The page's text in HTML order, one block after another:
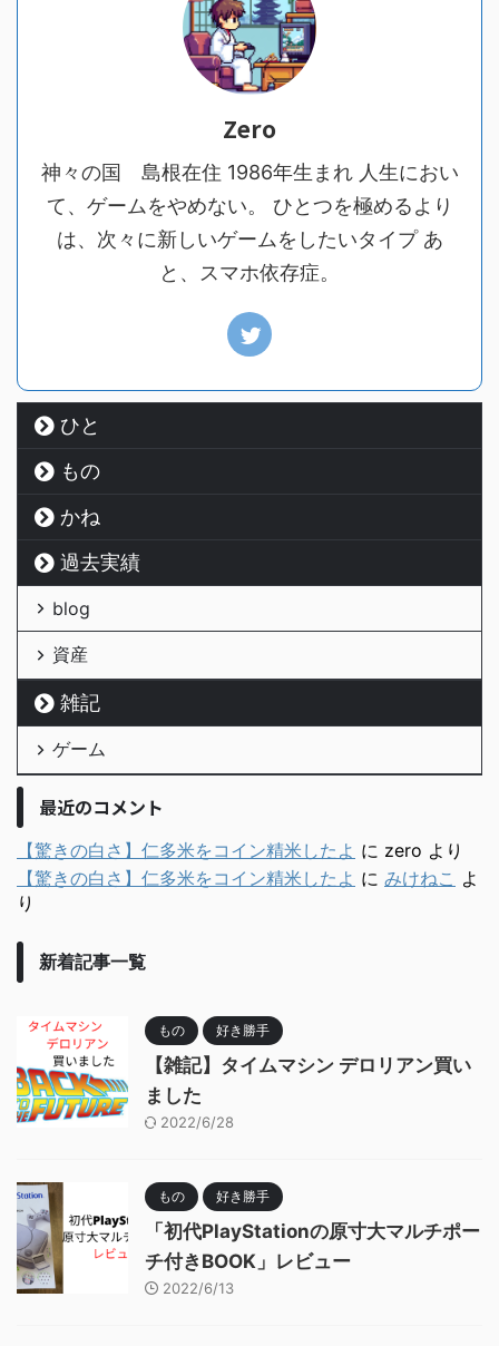
Zero
神々の国 島根在住 1986年生まれ 人生におい
て、ゲームをやめない。 ひとつを極めるより
は、次々に新しいゲームをしたいタイプ あ
と、スマホ依存症。
ひと
もの
かね
過去実績
blog
資産
雑記
ゲーム
最近のコメント
【驚きの白さ】仁多米をコイン精米したよ に zero より
【驚きの白さ】仁多米をコイン精米したよ に みけねこ よ
り
新着記事一覧
もの 好き勝手
【雑記】タイムマシン デロリアン買い
ました
2022/6/28
もの 好き勝手
「初代PlayStationの原寸大マルチポー
チ付きBOOK」レビュー
2022/6/13